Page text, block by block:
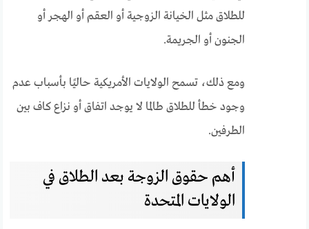
للطلاق مثل الخيانة الزوجية أو العقم أو الهجر أو
الجنون أو الجريمة.
ومع ذلك، تسمح الولايات الأمريكية حاليًا بأسباب عدم
وجود خطأ للطلاق طالما لا يوجد اتفاق أو نزاع كاف بين
الطرفين.
أهم حقوق الزوجة بعد الطلاق في
الولايات المتحدة